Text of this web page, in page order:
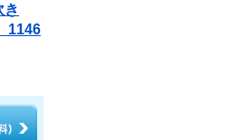
き
1146